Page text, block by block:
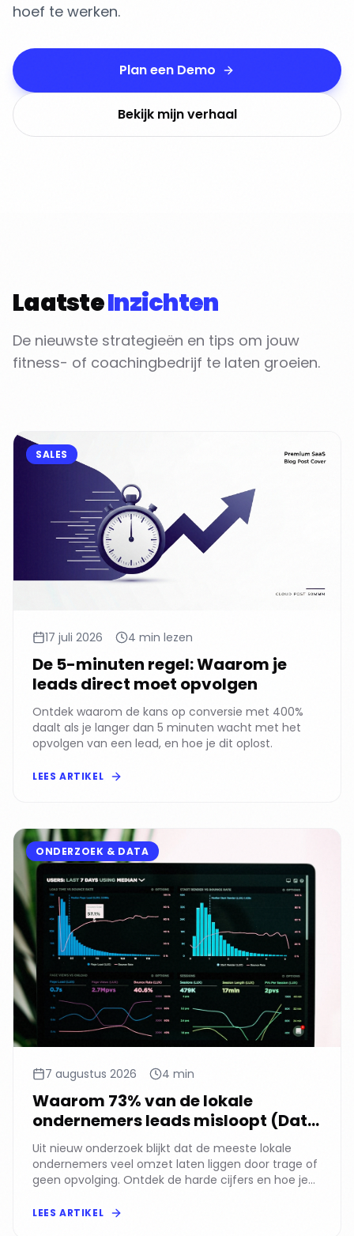
hoef te werken.
Plan een Demo
Bekijk mijn verhaal
LaatsteInzichten
De nieuwste strategieën en tips om jouw
fitness- of coachingbedrijf te laten groeien.
SALES
17 juli 2026 4 min lezen
De 5-minuten regel: Waarom je
leads direct moet opvolgen
Ontdek waarom de kans op conversie met 400%
daalt als je langer dan 5 minuten wacht met het
opvolgen van een lead, en hoe je dit oplost.
LEES ARTIKEL
ONDERZOEK & DATA
7 augustus 2026 4 min
Waarom 73% van de lokale
ondernemers leads misloopt (Data
2026)
Uit nieuw onderzoek blijkt dat de meeste lokale
ondernemers veel omzet laten liggen door trage of
geen opvolging. Ontdek de harde cijfers en hoe je
LEES ARTIKEL